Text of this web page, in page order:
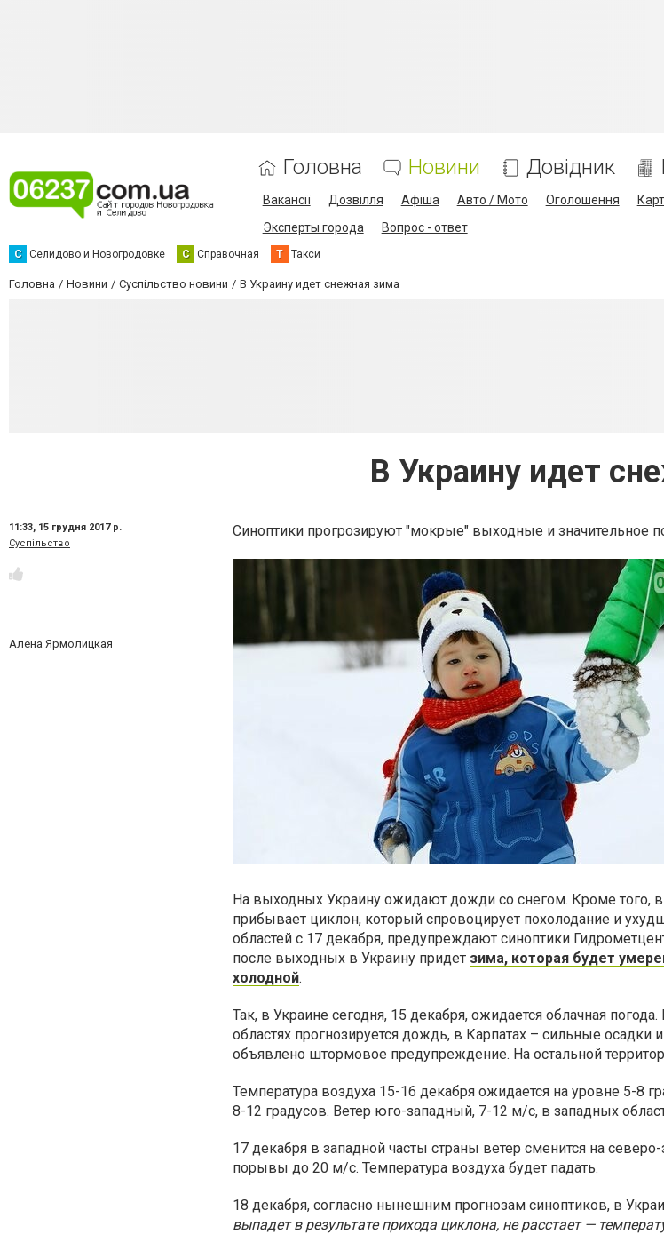
Головна Новини Довідник
Вакансії Дозвілля Афіша Авто / Мото Оголошення
Эксперты города
Вопрос - ответ
С Селидово и Новогродовке С Справочная Т Такси
Головна Новини Суспільство новини В Украину идет снежная зима
В Украину идет
11:33, 15 грудня 2017 р.
Суспільство
Алена Ярмолицкая
Синоптики прогрозируют "мокрые" выходные и значительное
На выходных Украину ожидают дожди со снегом. Кроме того,
прибывает циклон, который спровоцирует похолодание и
областей с 17 декабря, предупреждают синоптики
после выходных в Украину придет зима, которая будет
холодной.
Так, в Украине сегодня, 15 декабря, ожидается облачная
областях прогнозируется дождь, в Карпатах – сильные осадки
объявлено штормовое предупреждение. На остальной
Температура воздуха 15-16 декабря ожидается на уровне 5-8
8-12 градусов. Ветер юго-западный, 7-12 м/с, в западных
17 декабря в западной часты страны ветер сменится на
порывы до 20 м/с. Температура воздуха будет падать.
18 декабря, согласно нынешним прогнозам синоптиков, в
выпадет в результате прихода циклона, не расстает —